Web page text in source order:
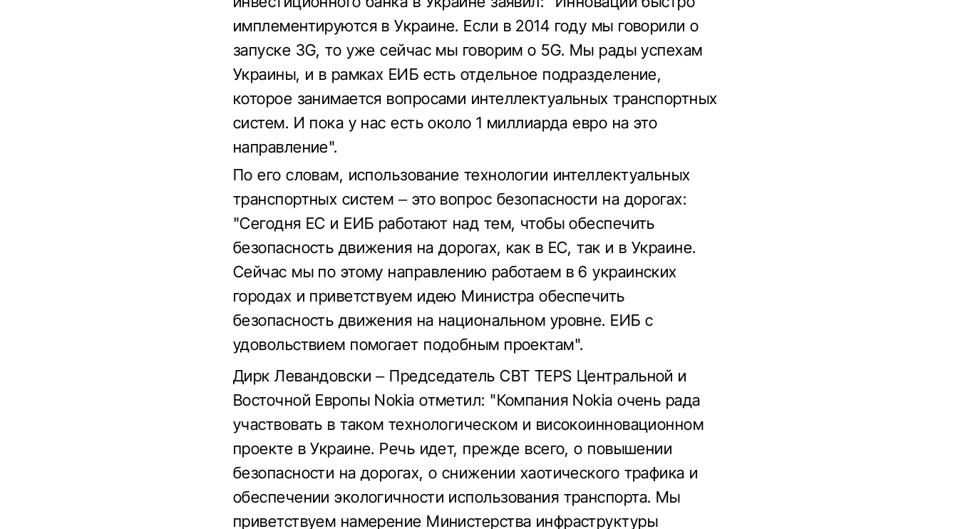
имплементируются в Украине. Если в 2014 году мы говорили о
запуске 3G, то уже сейчас мы говорим о 5G. Мы рады успехам
Украины, и в рамках ЕИБ есть отдельное подразделение,
которое занимается вопросами интеллектуальных транспортных
систем. И пока у нас есть около 1 миллиарда евро на это
направление".
По его словам, использование технологии интеллектуальных
транспортных систем – это вопрос безопасности на дорогах:
"Сегодня ЕС и ЕИБ работают над тем, чтобы обеспечить
безопасность движения на дорогах, как в ЕС, так и в Украине.
Сейчас мы по этому направлению работаем в 6 украинских
городах и приветствуем идею Министра обеспечить
безопасность движения на национальном уровне. ЕИБ с
удовольствием помогает подобным проектам".
Дирк Левандовски – Председатель CBT TEPS Центральной и
Восточной Европы Nokia отметил: "Компания Nokia очень рада
участвовать в таком технологическом и високоинновационном
проекте в Украине. Речь идет, прежде всего, о повышении
безопасности на дорогах, о снижении хаотического трафика и
обеспечении экологичности использования транспорта. Мы
приветствуем намерение Министерства инфраструктуры